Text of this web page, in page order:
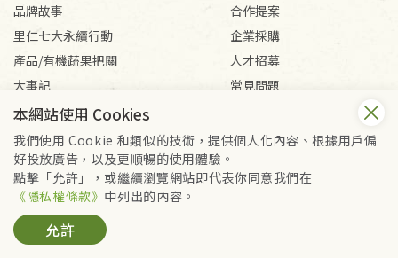
品牌故事
里仁七大永續行動
產品/有機蔬果把關
大事記
媒體報導
合作提案
企業採購
人才招募
常見問題
會員服務條款
隱私權政策
Copyright © 2026 里仁事業股份有限公司(統編：16301262) /
里仁網購股份有限公司(統編：25149752)
本網站使用 Cookies
我們使用 Cookie 和類似的技術，提供個人化內容、根據用戶偏
好投放廣告，以及更順暢的使用體驗。
點擊「允許」，或繼續瀏覽網站即代表你同意我們在
《隱私權條款》 中列出的內容。
允許